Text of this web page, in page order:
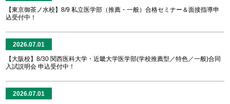
【東京御茶ノ水校】8/9 私立医学部（推薦・一般）合格セミナー＆面接指導申
込受付中！
2026.07.01
【大阪校】8/30 関西医科大学・近畿大学医学部(学校推薦型／特色／一般)合同
入試説明会 申込受付中！
2026.07.01